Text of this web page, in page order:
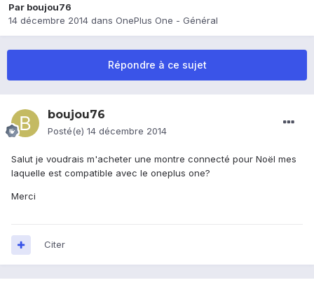
Par boujou76
14 décembre 2014 dans OnePlus One - Général
Répondre à ce sujet
boujou76
Posté(e) 14 décembre 2014
Salut je voudrais m'acheter une montre connecté pour Noël mes
laquelle est compatible avec le oneplus one?
Merci
Citer